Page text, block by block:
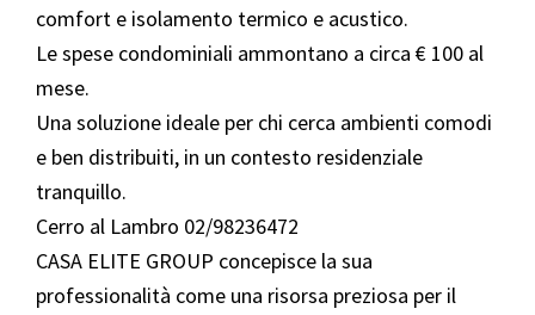
comfort e isolamento termico e acustico.
Le spese condominiali ammontano a circa € 100 al
mese.
Una soluzione ideale per chi cerca ambienti comodi
e ben distribuiti, in un contesto residenziale
tranquillo.
Cerro al Lambro 02/98236472
CASA ELITE GROUP concepisce la sua
professionalità come una risorsa preziosa per il